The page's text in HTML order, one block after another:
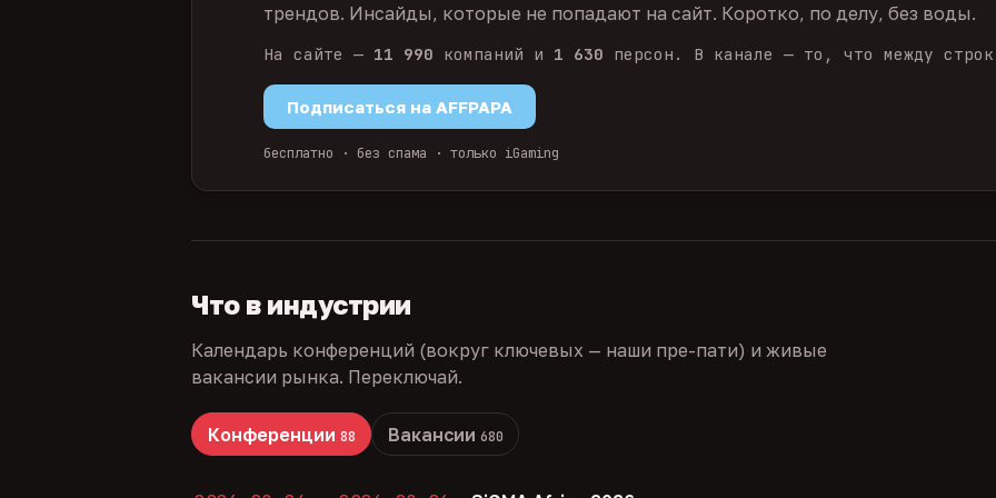
трендов. Инсайды, которые не попадают на сайт. Коротко, по делу, без воды.
На сайте — 11 990 компаний и 1 630 персон. В канале — то, что между
Подписаться на AFFPAPA
бесплатно · без спама · только iGaming
Что в индустрии
Календарь конференций (вокруг ключевых — наши пре-пати) и живые
вакансии рынка. Переключай.
Конференции 88 Вакансии 680